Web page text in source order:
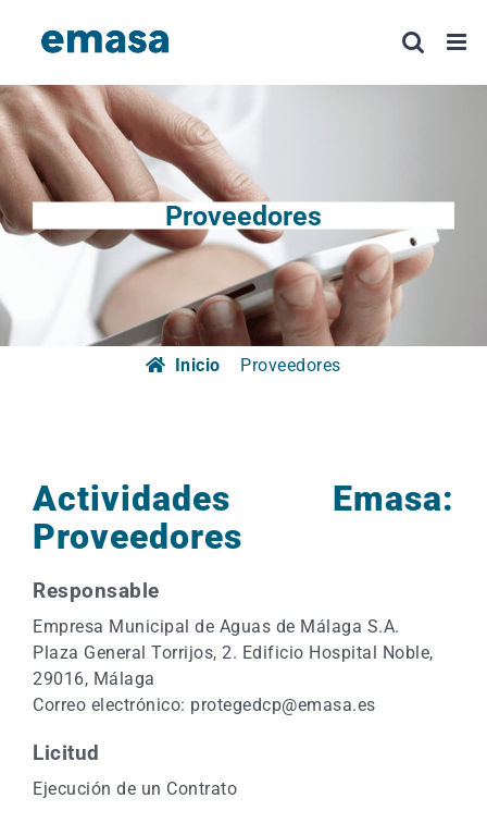
Proveedores
Inicio Proveedores
Actividades Emasa:
Proveedores
Responsable
Empresa Municipal de Aguas de Málaga S.A.
Plaza General Torrijos, 2. Edificio Hospital Noble,
29016, Málaga
Correo electrónico: protegedcp@emasa.es
Licitud
Ejecución de un Contrato